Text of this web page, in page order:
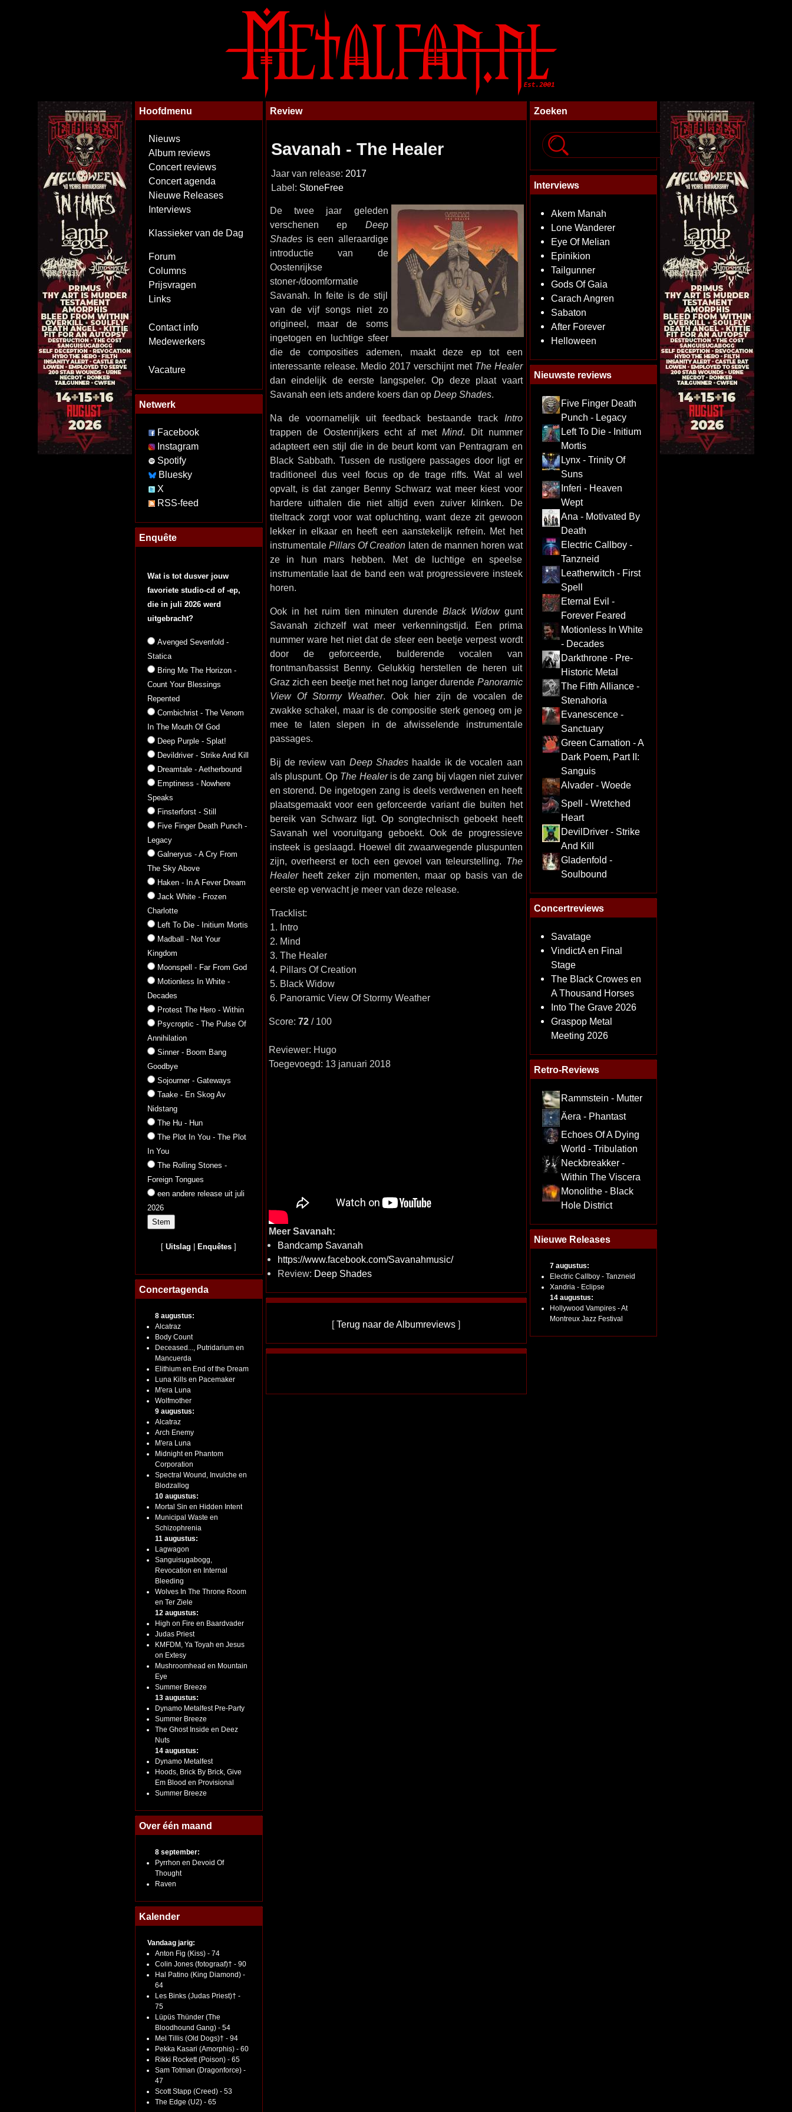
Hoofdmenu
Nieuws
Album reviews
Concert reviews
Concert agenda
Nieuwe Releases
Interviews
Klassieker van de Dag
Forum
Columns
Prijsvragen
Links
Contact info
Medewerkers
Vacature
Netwerk
Facebook
Instagram
Spotify
Bluesky
X
RSS-feed
Enquête
Wat is tot dusver jouw
favoriete studio-cd of -ep,
die in juli 2026 werd
uitgebracht?
Avenged Sevenfold -
Statica
Bring Me The Horizon -
Count Your Blessings
Repented
Combichrist - The Venom
In The Mouth Of God
Deep Purple - Splat!
Devildriver - Strike And Kill
Dreamtale - Aetherbound
Emptiness - Nowhere
Speaks
Finsterforst - Still
Five Finger Death Punch -
Legacy
Galneryus - A Cry From
The Sky Above
Haken - In A Fever Dream
Jack White - Frozen
Charlotte
Left To Die - Initium Mortis
Madball - Not Your
Kingdom
Moonspell - Far From God
Motionless In White -
Decades
Protest The Hero - Within
Psycroptic - The Pulse Of
Annihilation
Sinner - Boom Bang
Goodbye
Sojourner - Gateways
Taake - En Skog Av
Nidstang
The Hu - Hun
The Plot In You - The Plot
In You
The Rolling Stones -
Foreign Tongues
een andere release uit juli
2026
[Uitslag Enquêtes ]
Concertagenda
8 augustus:
Alcatraz
Body Count
Deceased..., Putridarium en
Mancuerda
Elithium en End of the Dream
Luna Kills en Pacemaker
M'era Luna
Wolfmother
9 augustus:
Alcatraz
Arch Enemy
M'era Luna
Midnight en Phantom
Corporation
Spectral Wound, Invulche en
Blodzallog
10 augustus:
Mortal Sin en Hidden Intent
Municipal Waste en
Schizophrenia
11 augustus:
Lagwagon
Sanguisugabogg,
Revocation en Internal
Bleeding
Wolves In The Throne Room
en Ter Ziele
12 augustus:
High on Fire en Baardvader
Judas Priest
KMFDM, Ya Toyah en Jesus
on Extesy
Mushroomhead en Mountain
Eye
Summer Breeze
13 augustus:
Dynamo Metalfest Pre-Party
Summer Breeze
The Ghost Inside en Deez
Nuts
14 augustus:
Dynamo Metalfest
Hoods, Brick By Brick, Give
Em Blood en Provisional
Summer Breeze
Over één maand
8 september:
Pyrrhon en Devoid Of
Thought
Raven
Kalender
Vandaag jarig:
Anton Fig (Kiss) - 74
Colin Jones (fotograaf)† - 90
Hal Patino (King Diamond) -
64
Les Binks (Judas Priest)† -
75
Lüpüs Thünder (The
Bloodhound Gang) - 54
Mel Tillis (Old Dogs)† - 94
Pekka Kasari (Amorphis) - 60
Rikki Rockett (Poison) - 65
Sam Totman (Dragonforce) -
47
Scott Stapp (Creed) - 53
The Edge (U2) - 65
Review
Savanah - The Healer
Jaar van release: 2017
Label: StoneFree
De twee jaar geleden
verschenen ep Deep
Shadesis een alleraardige
introductie van de
Oostenrijkse
stoner-/doomformatie
Savanah. In feite is de stijl
van de vijf songs niet zo
origineel, maar de soms
ingetogen en luchtige sfeer
die de composities ademen, maakt deze ep tot een
interessante release. Medio 2017 verschijnt met The Healer
dan eindelijk de eerste langspeler. Op deze plaat vaart
Savanah een iets andere koers dan op Deep Shades.
Na de voornamelijk uit feedback bestaande track Intro
trappen de Oostenrijkers echt af metMind. Dit nummer
adapteert een stijl die in de beurt komt van Pentragram en
Black Sabbath. Tussen de rustigere passages door ligt er
traditioneel dus veel focus op de trage riffs. Wat al wel
opvalt, is dat zanger Benny Schwarz wat meer kiest voor
hardere uithalen die niet altijd even zuiver klinken. De
titeltrack zorgt voor wat opluchting, want deze zit gewoon
lekker in elkaar en heeft een aanstekelijk refrein. Met het
instrumentale Pillars Of Creation laten de mannen horen wat
ze in hun mars hebben. Met de luchtige en speelse
instrumentatie laat de band een wat progressievere insteek
horen.
Ook in het ruim tien minuten durende Black Widowgunt
Savanah zichzelf wat meer verkenningstijd. Een prima
nummer ware het niet dat de sfeer een beetje verpest wordt
door de geforceerde, bulderende vocalen van
frontman/bassist Benny. Gelukkig herstellen de heren uit
Graz zich een beetje met het nog langer durende Panoramic
View Of Stormy Weather. Ook hier zijn de vocalen de
zwakke schakel, maar is de compositie sterk genoeg om je
mee te laten slepen in de afwisselende instrumentale
passages.
Bij de review van Deep Shades haalde ik de vocalen aan
als pluspunt. Op The Healeris de zang bij vlagen niet zuiver
en storend. De ingetogen zang is deels verdwenen en heeft
plaatsgemaakt voor een geforceerde variant die buiten het
bereik van Schwarz ligt. Op songtechnisch geboekt heeft
Savanah wel vooruitgang geboekt. Ook de progressieve
insteek is geslaagd. Hoewel dit zwaarwegende pluspunten
zijn, overheerst er toch een gevoel van teleurstelling. The
Healerheeft zeker zijn momenten, maar op basis van de
eerste ep verwacht je meer van deze release.
Tracklist:
1. Intro
2. Mind
3. The Healer
4. Pillars Of Creation
5. Black Widow
6. Panoramic View Of Stormy Weather
Score: 72/ 100
Reviewer: Hugo
Toegevoegd: 13 januari 2018
Meer Savanah:
Bandcamp Savanah
https://www.facebook.com/Savanahmusic/
Review: Deep Shades
[Terug naar de Albumreviews ]
Zoeken
Interviews
Akem Manah
Lone Wanderer
Eye Of Melian
Epinikion
Tailgunner
Gods Of Gaia
Carach Angren
Sabaton
After Forever
Helloween
Nieuwste reviews
Five Finger Death
Punch - Legacy
Left To Die - Initium
Mortis
Lynx - Trinity Of
Suns
Inferi - Heaven
Wept
Ana - Motivated By
Death
Electric Callboy -
Tanzneid
Leatherwitch - First
Spell
Eternal Evil -
Forever Feared
Motionless In White
- Decades
Darkthrone - Pre-
Historic Metal
The Fifth Alliance -
Stenahoria
Evanescence -
Sanctuary
Green Carnation - A
Dark Poem, Part II:
Sanguis
Alvader - Woede
Spell - Wretched
Heart
DevilDriver - Strike
And Kill
Gladenfold -
Soulbound
Concertreviews
Savatage
VindictA en Final
Stage
The Black Crowes en
A Thousand Horses
Into The Grave 2026
Graspop Metal
Meeting 2026
Retro-Reviews
Rammstein - Mutter
Äera - Phantast
Echoes Of A Dying
World - Tribulation
Neckbreakker -
Within The Viscera
Monolithe - Black
Hole District
Nieuwe Releases
7 augustus:
Electric Callboy - Tanzneid
Xandria - Eclipse
14 augustus:
Hollywood Vampires - At
Montreux Jazz Festival